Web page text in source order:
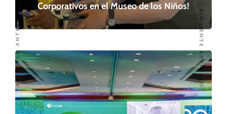
Corporativos en el Museo de los Niños!
ARTÍCULO ANTERIOR SIGUIENTE ARTÍCULO